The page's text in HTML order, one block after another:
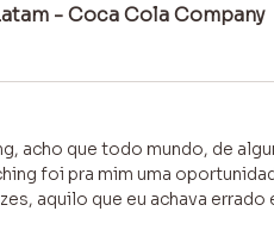
- Coca Cola Company
acho que todo mundo, de
foi pra mim uma
aquilo que eu achava